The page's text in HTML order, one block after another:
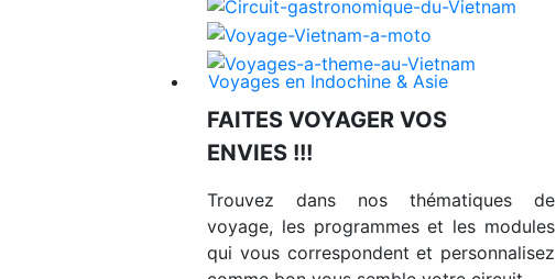
Voyages en Indochine & Asie
FAITES VOYAGER VOS
ENVIES !!!
Trouvez dans nos thématiques de
voyage, les programmes et les modules
qui vous correspondent et personnalisez